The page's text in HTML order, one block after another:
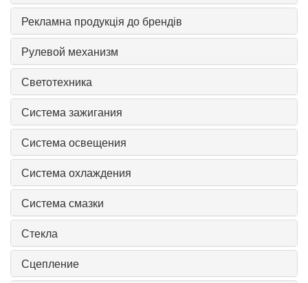
Рекламна продукція до брендів
Рулевой механизм
Светотехника
Система зажигания
Система освещения
Система охлаждения
Система смазки
Стекла
Сцепление